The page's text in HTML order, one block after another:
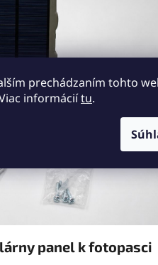
prechádzaním tohto
informáciítu.
panel k fotopasci